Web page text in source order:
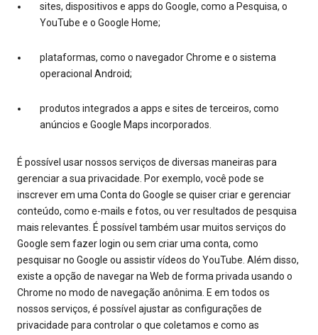
sites, dispositivos e apps do Google, como a Pesquisa, o
YouTube e o Google Home;
plataformas, como o navegador Chrome e o sistema
operacional Android;
produtos integrados a apps e sites de terceiros, como
anúncios e Google Maps incorporados.
É possível usar nossos serviços de diversas maneiras para
gerenciar a sua privacidade. Por exemplo, você pode se
inscrever em uma Conta do Google se quiser criar e gerenciar
conteúdo, como e-mails e fotos, ou ver resultados de pesquisa
mais relevantes. É possível também usar muitos serviços do
Google sem fazer login ou sem criar uma conta, como
pesquisar no Google ou assistir vídeos do YouTube. Além disso,
existe a opção de navegar na Web de forma privada usando o
Chrome no modo de navegação anônima. E em todos os
nossos serviços, é possível ajustar as configurações de
privacidade para controlar o que coletamos e como as